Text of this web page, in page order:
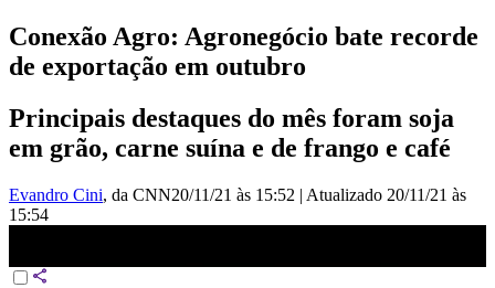
Conexão Agro: Agronegócio bate recorde
de exportação em outubro
Principais destaques do mês foram soja
em grão, carne suína e de frango e café
Evandro Cini, da CNN20/11/21 às 15:52 | Atualizado 20/11/21 às
15:54